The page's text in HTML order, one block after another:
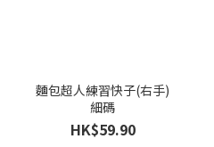
麵包超人練習快子(右手)
細碼
HK$59.90